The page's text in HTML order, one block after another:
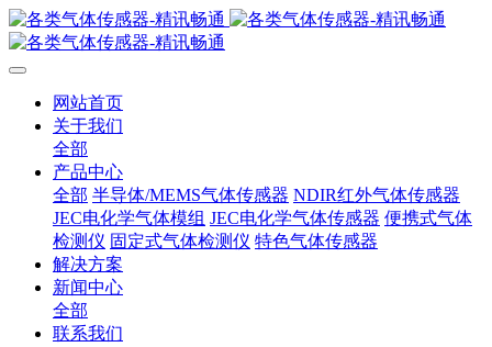
网站首页
关于我们
全部
产品中心
全部 半导体/MEMS气体传感器 NDIR红外气体传感器
JEC电化学气体模组 JEC电化学气体传感器 便携式气体
检测仪 固定式气体检测仪 特色气体传感器
解决方案
新闻中心
全部
联系我们